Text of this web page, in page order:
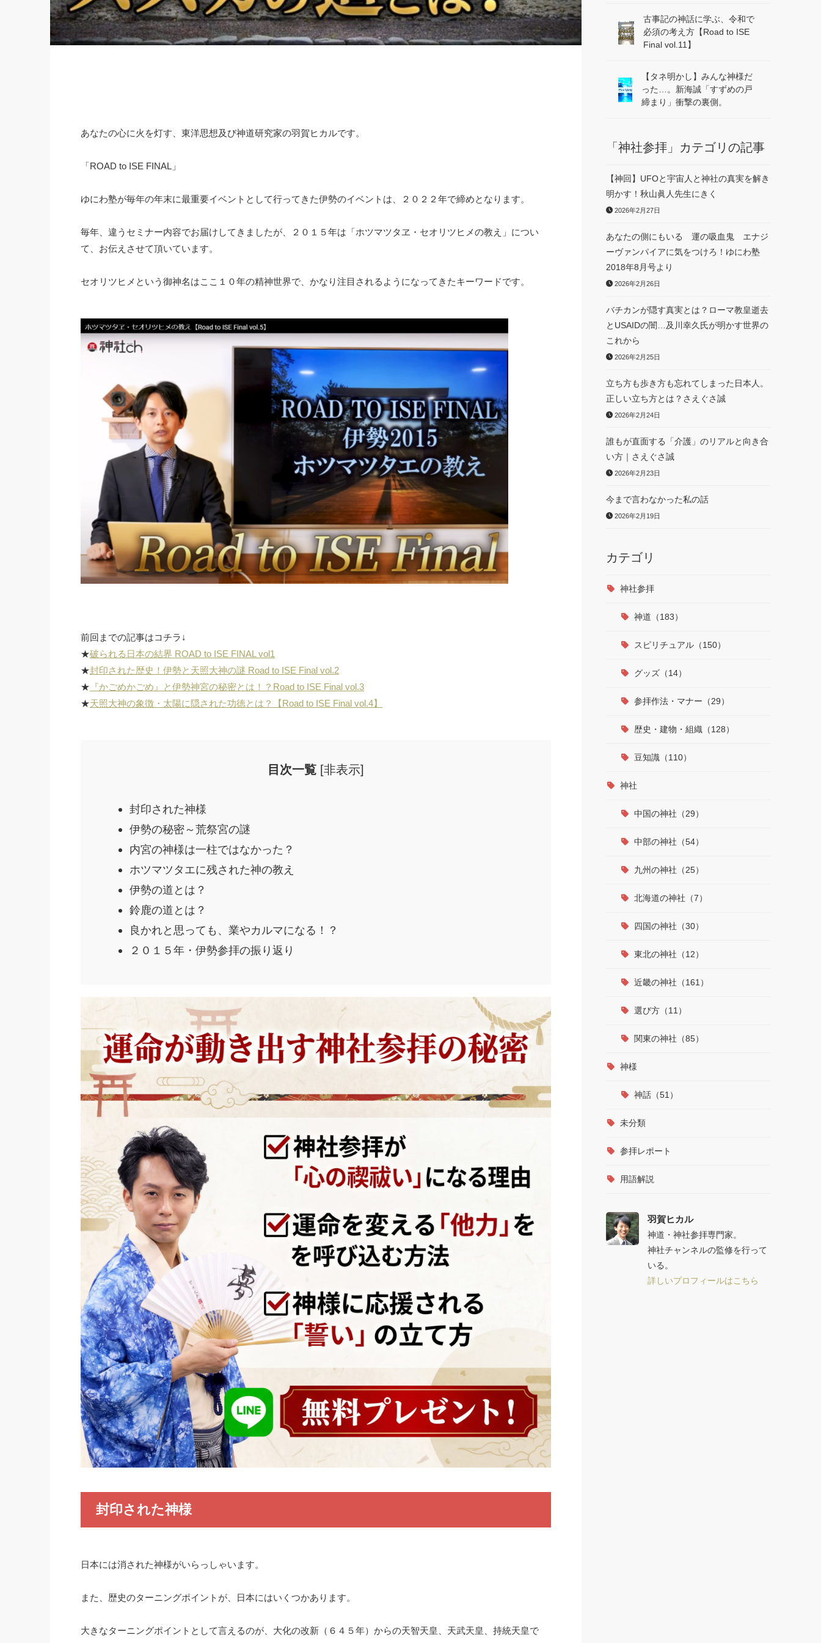
あなたの心に火を灯す、東洋思想及び神道研究家の羽賀ヒカルです。
「ROAD to ISE FINAL」
ゆにわ塾が毎年の年末に最重要イベントとして行ってきた伊勢のイベントは、２０２２年で締めとなります。
毎年、違うセミナー内容でお届けしてきましたが、２０１５年は「ホツマツタヱ・セオリツヒメの教え」につい
て、お伝えさせて頂いています。
セオリツヒメという御神名はここ１０年の精神世界で、かなり注目されるようになってきたキーワードです。
前回までの記事はコチラ↓
★破られる日本の結界 ROAD to ISE FINAL vol1
★封印された歴史！伊勢と天照大神の謎 Road to ISE Final vol.2
★ 『かごめかごめ』と伊勢神宮の秘密とは！？Road to ISE Final vol.3
★天照大神の象徴・太陽に隠された功徳とは？【Road to ISE Final vol.4】
目次一覧 [非表示]
封印された神様
伊勢の秘密～荒祭宮の謎
内宮の神様は一柱ではなかった？
ホツマツタエに残された神の教え
伊勢の道とは？
鈴鹿の道とは？
良かれと思っても、業やカルマになる！？
２０１５年・伊勢参拝の振り返り
封印された神様
日本には消された神様がいらっしゃいます。
また、歴史のターニングポイントが、日本にはいくつかあります。
大きなターニングポイントとして言えるのが、大化の改新（６４５年）からの天智天皇、天武天皇、持統天皇で
古事記の神話に学ぶ、令和で
必須の考え方【Road to ISE
Final vol.11】
【タネ明かし】みんな神様だ
った…。新海誠「すずめの戸
締まり」衝撃の裏側。
「神社参拝」カテゴリの記事
【神回】UFOと宇宙人と神社の真実を解き
明かす！秋山眞人先生にきく
2026年2月27日
あなたの側にもいる 運の吸血鬼 エナジ
ーヴァンパイアに気をつけろ！ゆにわ塾
2018年8月号より
2026年2月26日
バチカンが隠す真実とは？ローマ教皇逝去
とUSAIDの闇…及川幸久氏が明かす世界の
これから
2026年2月25日
立ち方も歩き方も忘れてしまった日本人。
正しい立ち方とは？さえぐさ誠
2026年2月24日
誰もが直面する「介護」のリアルと向き合
い方｜さえぐさ誠
2026年2月23日
今まで言わなかった私の話
2026年2月19日
カテゴリ
神社参拝
神道（183）
スピリチュアル（150）
グッズ（14）
参拝作法・マナー（29）
歴史・建物・組織（128）
豆知識（110）
神社
中国の神社（29）
中部の神社（54）
九州の神社（25）
北海道の神社（7）
四国の神社（30）
東北の神社（12）
近畿の神社（161）
選び方（11）
関東の神社（85）
神様
神話（51）
未分類
参拝レポート
用語解説
羽賀ヒカル
神道・神社参拝専門家。
神社チャンネルの監修を行って
いる。
詳しいプロフィールはこちら